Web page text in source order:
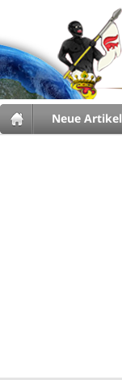
Neue Artikel